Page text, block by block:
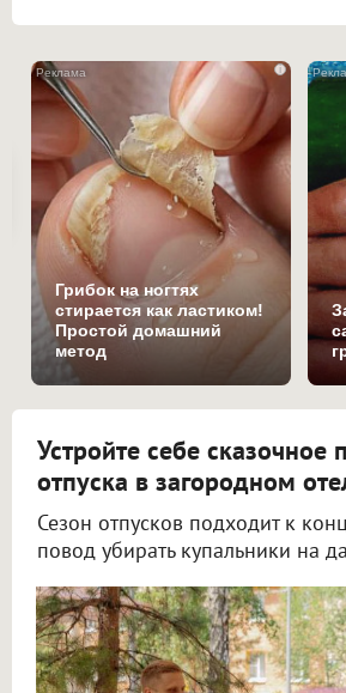
i
Грибок на ногтях
стирается как ластиком!
Простой домашний
метод
Устройте себе
отпуска в загородном
Сезон отпусков подходит к
повод убирать купальники на